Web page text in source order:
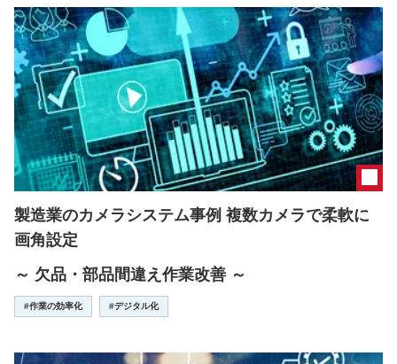
製造業のカメラシステム事例 複数カメラで柔軟に
画角設定
～ 欠品・部品間違え作業改善 ～
#作業の効率化 #デジタル化